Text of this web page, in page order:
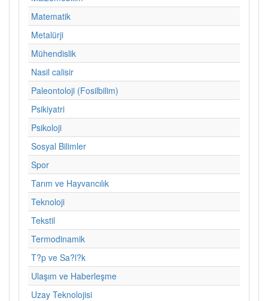
Matematik
Metalürji
Mühendislik
Nasil calisir
Paleontoloji (Fosilbilim)
Psikiyatri
Psikoloji
Sosyal Bilimler
Spor
Tarım ve Hayvancılık
Teknoloji
Tekstil
Termodinamik
T?p ve Sa?l?k
Ulaşım ve Haberleşme
Uzay Teknolojisi